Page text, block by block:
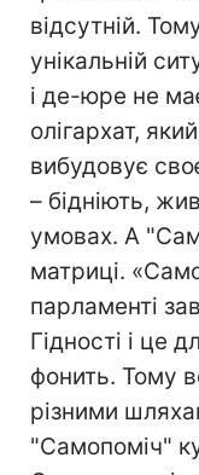
відсутній.
унікальній
і де-юре не
олігархат,
вибудовує
– бідніють,
умовах. А
матриці.
парламенті
Гідності і це
фонить. Тому
різними
"Самопоміч"